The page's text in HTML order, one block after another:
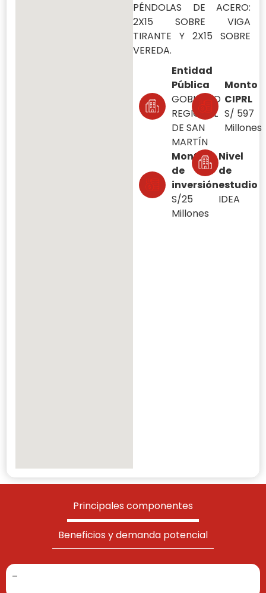
PÉNDOLAS DE ACERO:
2X15 SOBRE VIGA
TIRANTE Y 2X15 SOBRE
VEREDA.
Entidad
Pública
GOBIERNO
REGIONAL
DE SAN
MARTÍN
Monto
CIPRL
S/ 597
Millones
Monto
de
inversión
S/25
Millones
Nivel
de
estudio
IDEA
Principales componentes
Beneficios y demanda potencial
–